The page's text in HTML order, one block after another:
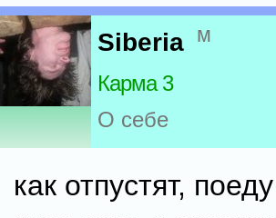
Siberia м
Карма 3
О себе
как отпустят,